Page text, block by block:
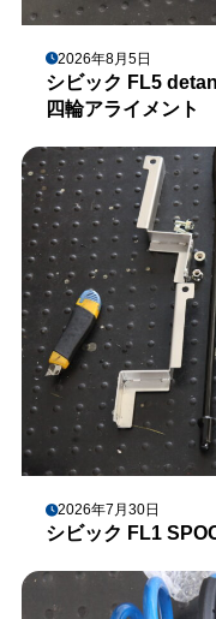
2026年8月5日
シビック FL5
四輪アライメント
2026年7月30日
シビック FL1